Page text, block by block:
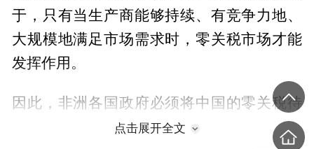
于，只有当生产商能够持续、有竞争力地、
大规模地满足市场需求时，零关税市场才能
发挥作用。
因此，非洲各国政府必须将中国的零关税待
遇视为重要一步，而非最终目标。当务之急
点击展开全文